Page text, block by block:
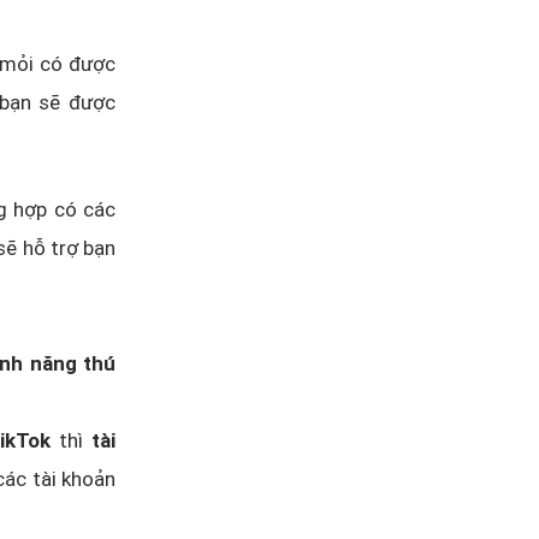
có được
sẽ được
hợp có các
hỗ trợ bạn
năng thú
thì tài
tài khoản